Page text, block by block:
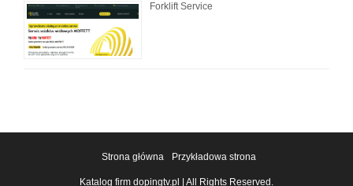
Forklift Service
Strona główna Przykładowa strona
Katalog firm dopingtv.pl | All Rights Reserved.